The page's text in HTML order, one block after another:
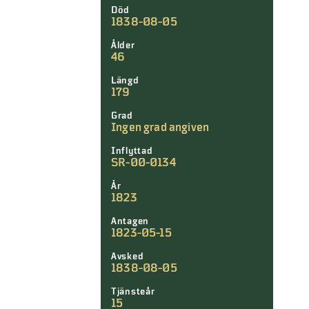
Död
1838-08-05
Ålder
46
Längd
179
Grad
Ingen grad angiven
Inflyttad
SR-00-0134
År
1823
Antagen
1823-05-15
Avsked
1838-08-05
Tjänsteår
15